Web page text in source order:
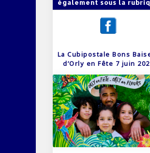
également sous la
La Cubipostale Bons
d’Orly en Fête 7 juin